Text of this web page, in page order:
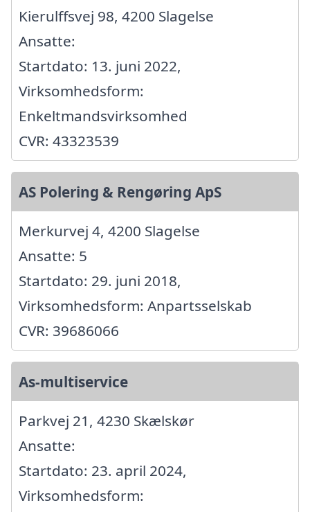
Kierulffsvej 98, 4200 Slagelse
Ansatte:
Startdato: 13. juni 2022,
Virksomhedsform:
Enkeltmandsvirksomhed
CVR: 43323539
AS Polering & Rengøring ApS
Merkurvej 4, 4200 Slagelse
Ansatte: 5
Startdato: 29. juni 2018,
Virksomhedsform: Anpartsselskab
CVR: 39686066
As-multiservice
Parkvej 21, 4230 Skælskør
Ansatte:
Startdato: 23. april 2024,
Virksomhedsform: